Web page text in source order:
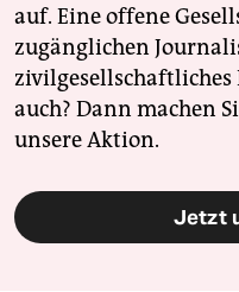
auf. Eine offene
zugänglichen
zivilgesellschaftliches
auch? Dann machen
unsere Aktion.
Jetzt